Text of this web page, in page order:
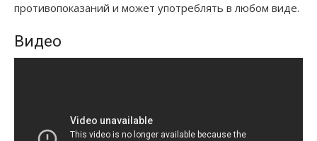
противопоказаний и может употреблять в любом виде.
Видео